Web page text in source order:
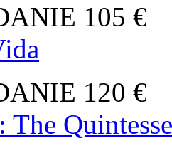
105 €
120 €
The